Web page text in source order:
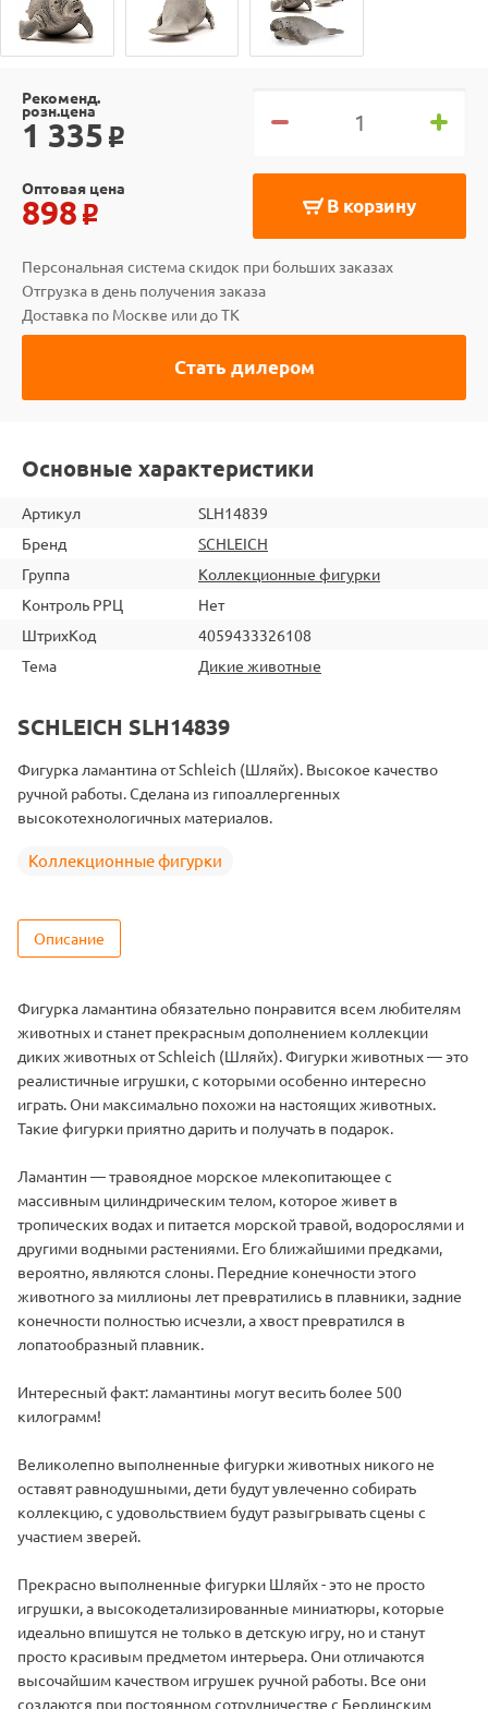
Рекоменд.
розн.цена
1 335 o
В корзину
Оптовая цена
898 o
Персональная система скидок при больших заказах
Отгрузка в день получения заказа
Доставка по Москве или до ТК
Стать дилером
Основные характеристики
Артикул
SLH14839
Бренд
SCHLEICH
Группа
Коллекционные фигурки
Контроль РРЦ
Нет
ШтрихКод
4059433326108
Тема
Дикие животные
SCHLEICH SLH14839
Фигурка ламантина от Schleich (Шляйх). Высокое качество
ручной работы. Сделана из гипоаллергенных
высокотехнологичных материалов.
Коллекционные фигурки
Описание
Фигурка ламантина обязательно понравится всем любителям
животных и станет прекрасным дополнением коллекции
диких животных от Schleich (Шляйх). Фигурки животных — это
реалистичные игрушки, с которыми особенно интересно
играть. Они максимально похожи на настоящих животных.
Такие фигурки приятно дарить и получать в подарок.
Ламантин — травоядное морское млекопитающее с
массивным цилиндрическим телом, которое живет в
тропических водах и питается морской травой, водорослями и
другими водными растениями. Его ближайшими предками,
вероятно, являются слоны. Передние конечности этого
животного за миллионы лет превратились в плавники, задние
конечности полностью исчезли, а хвост превратился в
лопатообразный плавник.
Интересный факт: ламантины могут весить более 500
килограмм!
Великолепно выполненные фигурки животных никого не
оставят равнодушными, дети будут увлеченно собирать
коллекцию, с удовольствием будут разыгрывать сцены с
участием зверей.
Прекрасно выполненные фигурки Шляйх - это не просто
игрушки, а высокодетализированные миниатюры, которые
идеально впишутся не только в детскую игру, но и станут
просто красивым предметом интерьера. Они отличаются
высочайшим качеством игрушек ручной работы. Все они
создаются при постоянном сотрудничестве с Берлинским